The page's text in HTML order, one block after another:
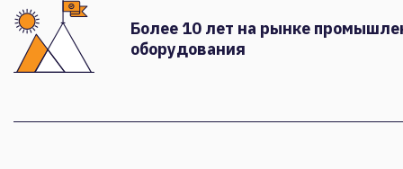
Более 10 лет на рынке
оборудования